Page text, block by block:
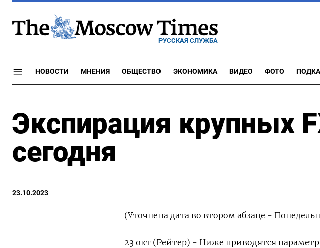
РУССКАЯ СЛУЖБА
НОВОСТИ МНЕНИЯ ОБЩЕСТВО ЭКОНОМИКА ВИДЕО ФОТО
Экспирация крупных
сегодня
23.10.2023
(Уточнена дата во втором абзаце -
23 окт (Рейтер) - Ниже приводятся